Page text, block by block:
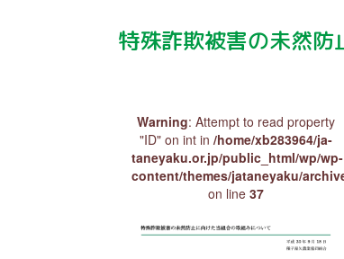
特殊詐欺被害の未然
Warning: Attempt to read property
"ID" on int in/home/xb283964/ja-
taneyaku.or.jp/public_html/wp/wp-
content/themes/jataneyaku/
on line37